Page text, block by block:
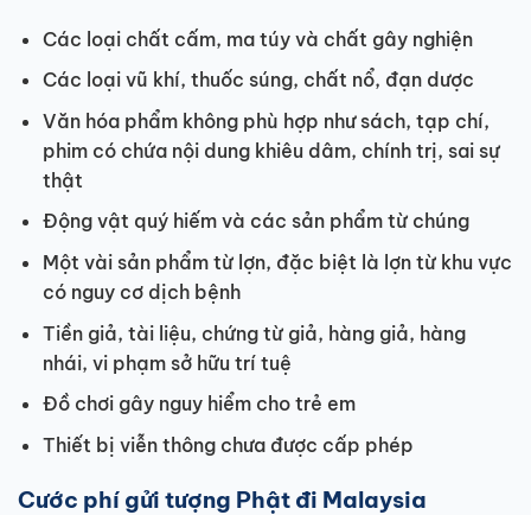
Các loại chất cấm, ma túy và chất gây nghiện
Các loại vũ khí, thuốc súng, chất nổ, đạn dược
Văn hóa phẩm không phù hợp như sách, tạp chí,
phim có chứa nội dung khiêu dâm, chính trị, sai sự
thật
Động vật quý hiếm và các sản phẩm từ chúng
Một vài sản phẩm từ lợn, đặc biệt là lợn từ khu vực
có nguy cơ dịch bệnh
Tiền giả, tài liệu, chứng từ giả, hàng giả, hàng
nhái, vi phạm sở hữu trí tuệ
Đồ chơi gây nguy hiểm cho trẻ em
Thiết bị viễn thông chưa được cấp phép
Cước phí gửi tượng Phật đi Malaysia